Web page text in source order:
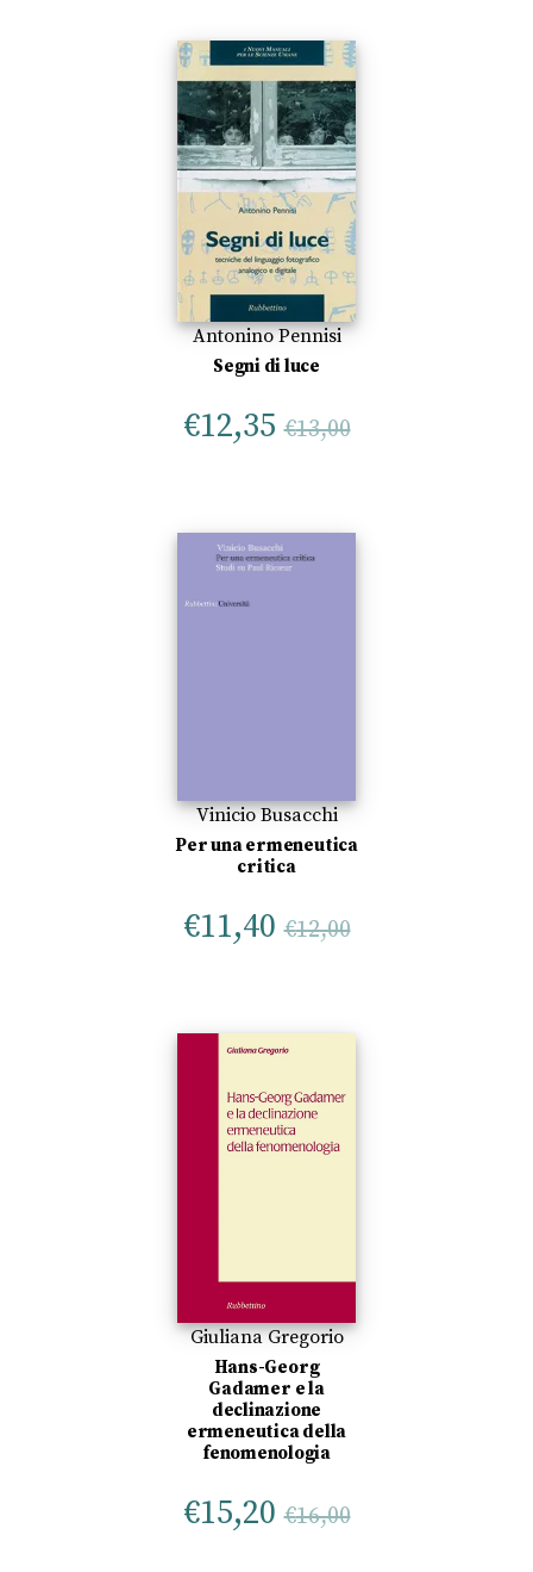
Antonino Pennisi
Segni di luce
€12,35 €13,00
Vinicio Busacchi
Per una ermeneutica
critica
€11,40 €12,00
Giuliana Gregorio
Hans-Georg
Gadamer e la
declinazione
ermeneutica della
fenomenologia
€15,20 €16,00